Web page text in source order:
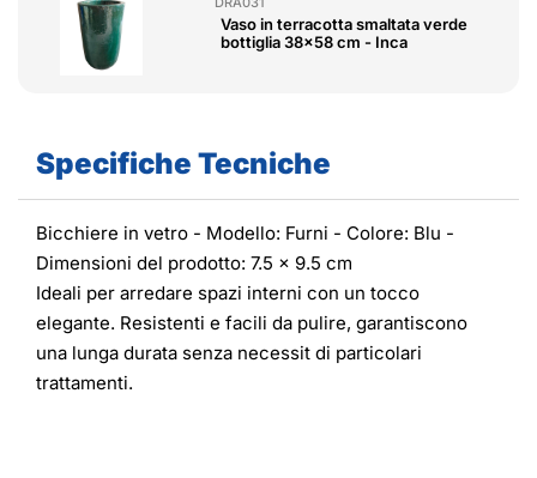
Vaso in terracotta smaltata verde
bottiglia 38x58 cm - Inca
Specifiche Tecniche
Bicchiere in vetro - Modello: Furni - Colore: Blu -
Dimensioni del prodotto: 7.5 x 9.5 cm
Ideali per arredare spazi interni con un tocco
elegante. Resistenti e facili da pulire, garantiscono
una lunga durata senza necessit di particolari
trattamenti.